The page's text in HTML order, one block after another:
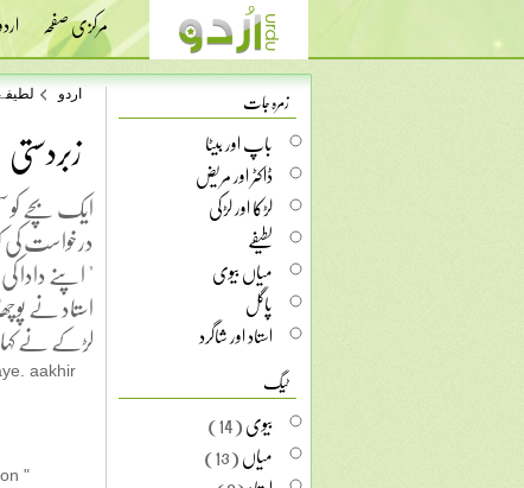
مرکزی صفحہ
اردو
زبردستی
ایک بچے کو
درخواست کی
" اپنے
استاد نے
لڑکے نے کہا
aakhir
"
زمرہ جات
باپ اور بیٹا
ڈاکٹر اور مریض
لڑکا اور لڑکی
لطیفے
میاں بیوی
پاگل
استاد اور شاگرد
ٹیگ
بیوی(14)
میاں(13)